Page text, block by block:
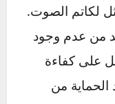
السيارات
فإن كاتم
حيث يعزز هذا
جذاباً،